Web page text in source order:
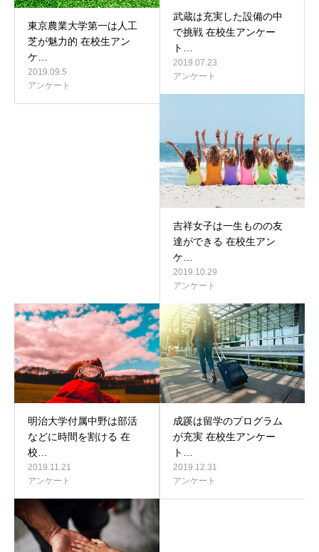
東京農業大学第一は人工
芝が魅力的 在校生アン
ケ…
2019.09.5
アンケート
武蔵は充実した設備の中
で挑戦 在校生アンケー
ト…
2019.07.23
アンケート
吉祥女子は一生ものの友
達ができる 在校生アン
ケ…
2019.10.29
アンケート
明治大学付属中野は部活
などに時間を割ける 在
校…
2019.11.21
アンケート
成蹊は留学のプログラム
が充実 在校生アンケー
ト…
2019.12.31
アンケート